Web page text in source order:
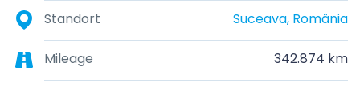
Standort Suceava, România
Mileage 342.874 km